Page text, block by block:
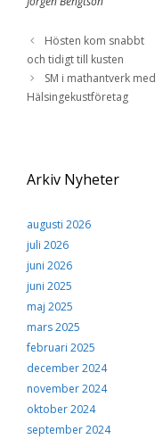
Hösten kom snabbt
och tidigt till kusten
SM i mathantverk med
Hälsingekustföretag
Arkiv Nyheter
augusti 2026
juli 2026
juni 2026
juni 2025
maj 2025
mars 2025
februari 2025
december 2024
november 2024
oktober 2024
september 2024